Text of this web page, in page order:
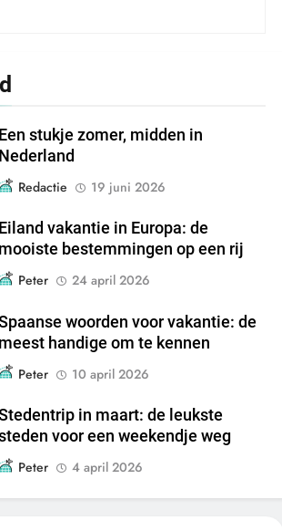
Een stukje zomer, midden in
Nederland
Redactie
19 juni 2026
Eiland vakantie in Europa: de
mooiste bestemmingen op een rij
Peter
24 april 2026
woorden voor vakantie: de
meest handige om te kennen
Peter
10 april 2026
in maart: de leukste
voor een weekendje weg
Peter
4 april 2026